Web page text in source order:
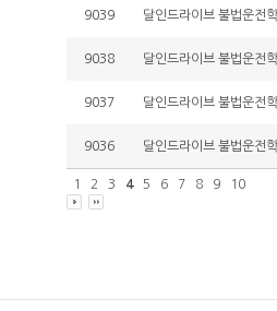
9039 달인드라이브 불법운전
9038 달인드라이브 불법운전
9037 달인드라이브 불법운전
9036 달인드라이브 불법운전
1 2 3 4 5 6 7 8 9 10